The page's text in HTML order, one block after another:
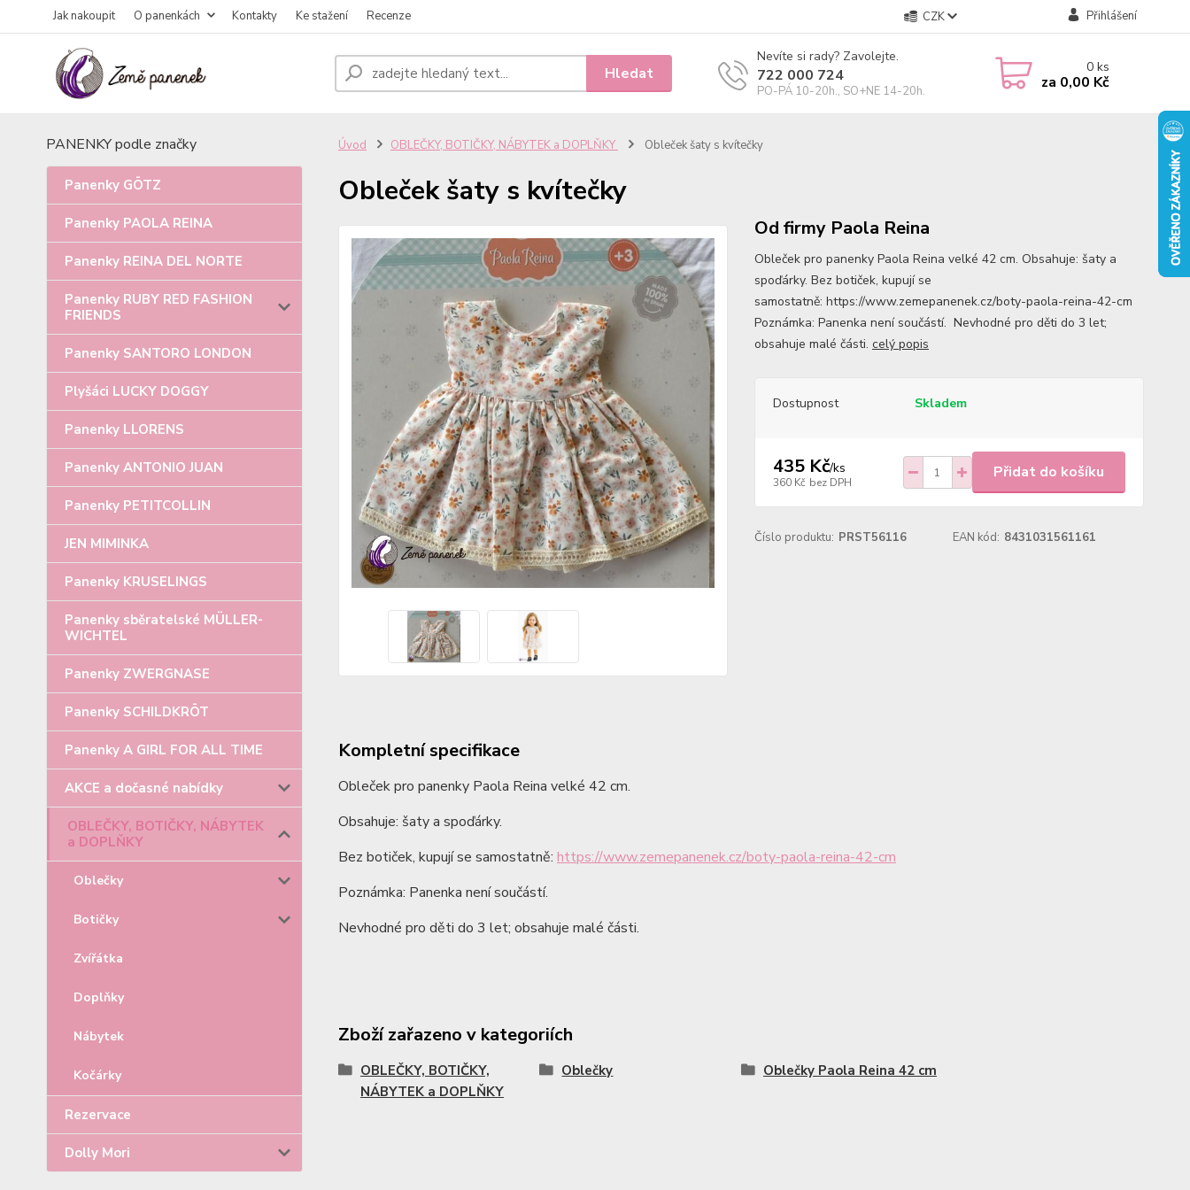
Jak nakoupit O panenkách Kontakty Ke stažení Recenze CZK Přihlášení
Hledat
Nevíte si rady? Zavolejte.
722 000 724
PO-PÁ 10-20h., SO+NE 14-20h.
0ks
za 0,00 Kč
PANENKY podle značky
Panenky GÖTZ
Panenky PAOLA REINA
Panenky REINA DEL NORTE
Panenky RUBY RED FASHION
FRIENDS
Panenky SANTORO LONDON
Plyšáci LUCKY DOGGY
Panenky LLORENS
Panenky ANTONIO JUAN
Panenky PETITCOLLIN
JEN MIMINKA
Panenky KRUSELINGS
Panenky sběratelské MÜLLER-
WICHTEL
Panenky ZWERGNASE
Panenky SCHILDKRÖT
Panenky A GIRL FOR ALL TIME
AKCE a dočasné nabídky
OBLEČKY, BOTIČKY, NÁBYTEK
a DOPLŇKY
Oblečky
Botičky
Zvířátka
Doplňky
Nábytek
Kočárky
Rezervace
Dolly Mori
Úvod OBLEČKY, BOTIČKY, NÁBYTEK a DOPLŇKY Obleček šaty s kvítečky
Obleček šaty s kvítečky
Od firmy Paola Reina
Obleček pro panenky Paola Reina velké 42 cm. Obsahuje: šaty a
spoďárky. Bez botiček, kupují se
samostatně: https://www.zemepanenek.cz/boty-paola-reina-42-cm
Poznámka: Panenka není součástí. Nevhodné pro děti do 3 let;
obsahuje malé části. celý popis
Dostupnost Skladem
435 Kč/ks
360 Kč bez DPH
Přidat do košíku
Číslo produktu: PRST56116 EAN kód: 8431031561161
Kompletní specifikace
Obleček pro panenky Paola Reina velké 42 cm.
Obsahuje: šaty a spoďárky.
Bez botiček, kupují se samostatně: https://www.zemepanenek.cz/boty-paola-reina-42-cm
Poznámka: Panenka není součástí.
Nevhodné pro děti do 3 let; obsahuje malé části.
Zboží zařazeno v kategoriích
OBLEČKY, BOTIČKY,
NÁBYTEK a DOPLŇKY
Oblečky Oblečky Paola Reina 42 cm